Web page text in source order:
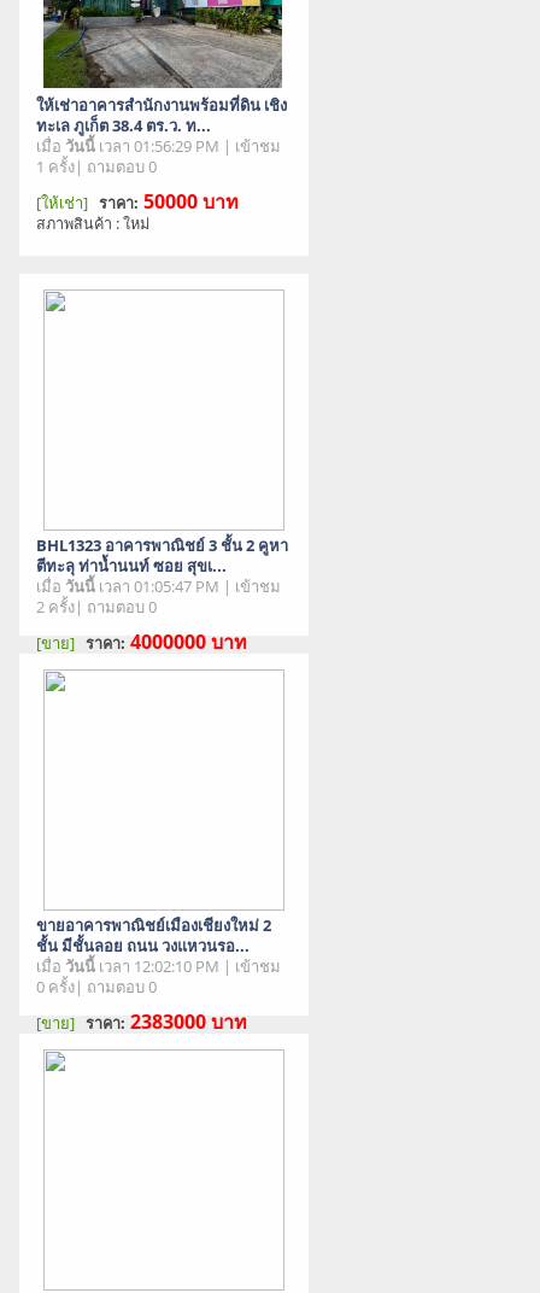
ให้เช่าอาคารสำนักงานพร้อมที่ดิน เชิง
ทะเล ภูเก็ต 38.4 ตร.ว. ท...
เมื่อ วันนี้เวลา 01:56:29 PM | เข้าชม
1 ครั้ง| ถามตอบ 0
[ให้เช่า] ราคา: 50000บาท
สภาพสินค้า : ใหม่
BHL1323 อาคารพาณิชย์ 3 ชั้น 2 คูหา
ตีทะลุ ท่าน้ำนนท์ ซอย สุขเ...
เมื่อ วันนี้เวลา 01:05:47 PM | เข้าชม
2 ครั้ง| ถามตอบ 0
[ขาย] ราคา: 4000000บาท
ขายอาคารพาณิชย์เมืองเชียงใหม่ 2
ชั้น มีชั้นลอย ถนน วงแหวนรอ...
เมื่อ วันนี้เวลา 12:02:10 PM | เข้าชม
0 ครั้ง| ถามตอบ 0
[ขาย] ราคา: 2383000บาท